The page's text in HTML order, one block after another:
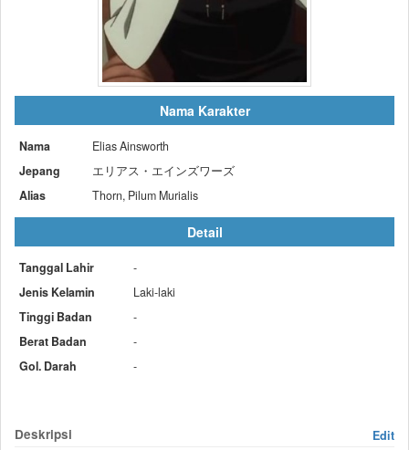
Nama Karakter
Nama
Elias Ainsworth
Jepang
エリアス・エインズワーズ
Alias
Thorn, Pilum Murialis
Detail
Tanggal Lahir
-
Jenis Kelamin
Laki-laki
Tinggi Badan
-
Berat Badan
-
Gol. Darah
-
Deskripsi Edit